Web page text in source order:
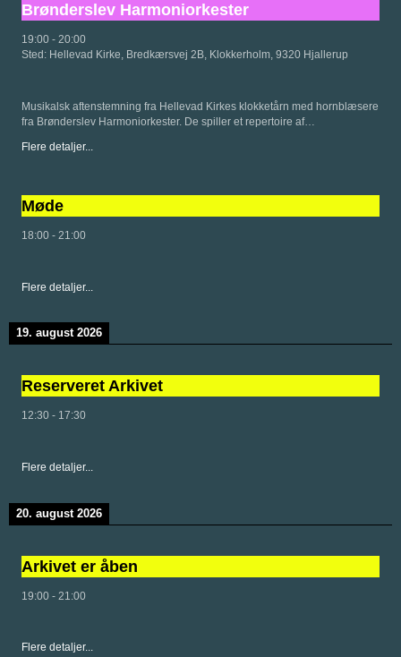
Brønderslev Harmoniorkester
19:00 - 20:00
Sted: Hellevad Kirke, Bredkærsvej 2B, Klokkerholm, 9320 Hjallerup
Musikalsk aftenstemning fra Hellevad Kirkes klokketårn med hornblæsere
fra Brønderslev Harmoniorkester. De spiller et repertoire af…
Flere detaljer...
Møde
18:00 - 21:00
Flere detaljer...
19. august 2026
Reserveret Arkivet
12:30 - 17:30
Flere detaljer...
20. august 2026
Arkivet er åben
19:00 - 21:00
Flere detaljer...